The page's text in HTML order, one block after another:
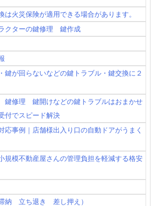
は火災保険が適用できる場合があります。
クターの鍵修理 鍵作成
鍵が回らないなどの鍵トラブル・鍵交換に２
鍵修理 鍵開けなどの鍵トラブルはおまかせ
付でスピード解決
事例｜店舗様出入り口の自動ドアがうまく
規模不動産屋さんの管理負担を軽減する格安
納 立ち退き 差し押え）